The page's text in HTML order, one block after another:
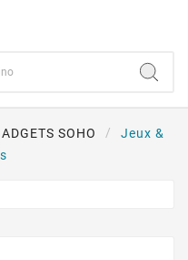
SOHO
Jeux &